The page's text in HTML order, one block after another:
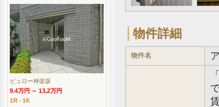
物件詳細
物件名
ビュロー神楽坂
9.4万円 ～ 13.2万円
1R - 1K